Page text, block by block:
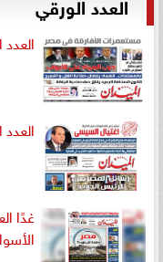
العدد
العدد
غدًا